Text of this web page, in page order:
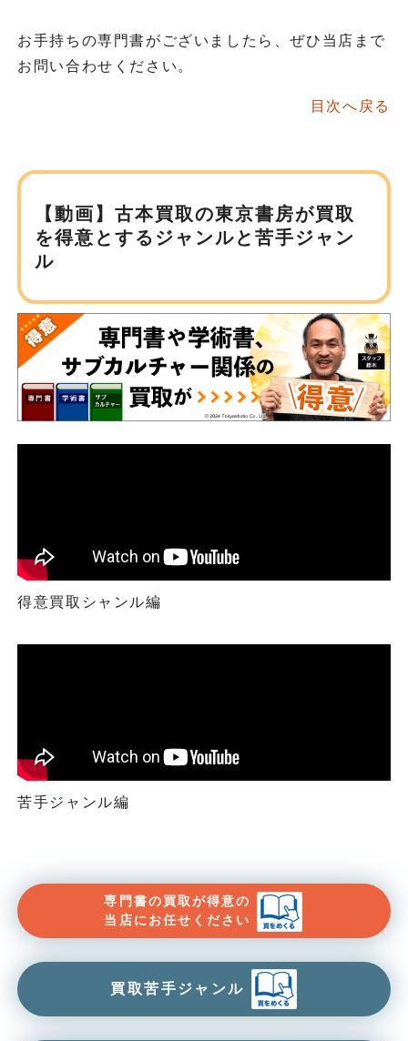
お手持ちの専門書がございましたら、ぜひ当店まで
お問い合わせください。
目次へ戻る
【動画】古本買取の東京書房が買取
を得意とするジャンルと苦手ジャン
ル
得意買取シャンル編
苦手ジャンル編
専門書の買取が得意の
当店にお任せください
買取苦手ジャンル